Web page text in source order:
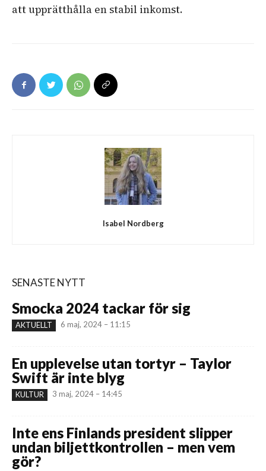
att upprätthålla en stabil inkomst.
Isabel Nordberg
SENASTE NYTT
Smocka 2024 tackar för sig
AKTUELLT 6 maj, 2024 – 11:15
En upplevelse utan tortyr – Taylor
Swift är inte blyg
KULTUR 3 maj, 2024 – 14:45
Inte ens Finlands president slipper
undan biljettkontrollen – men vem
gör?